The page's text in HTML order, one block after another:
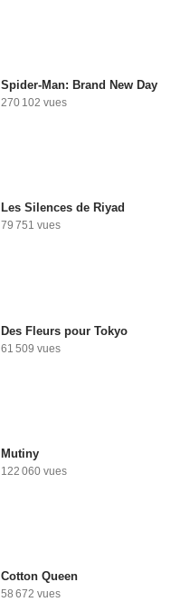
Spider-Man: Brand New Day
270 102 vues
Les Silences de Riyad
79 751 vues
Des Fleurs pour Tokyo
61 509 vues
Mutiny
122 060 vues
Cotton Queen
58 672 vues